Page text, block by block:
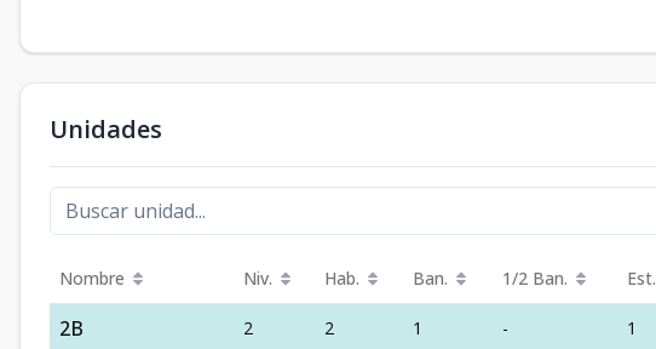
Unidades
Nombre Niv. Hab. Ban. 1/2 Ban. Est.
2B 2 2 1 - 1